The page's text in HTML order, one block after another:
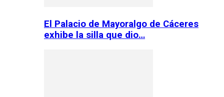
El Palacio de Mayoralgo de Cáceres
exhibe la silla que dio…